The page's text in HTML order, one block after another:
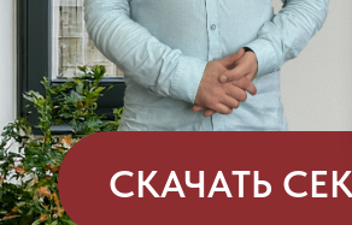
Отправляя заявку, вы даёте своёсогласиена
обработку персональных данных
Получить в WhatsApp Получить в Telegram
8 (495) 135-03-95